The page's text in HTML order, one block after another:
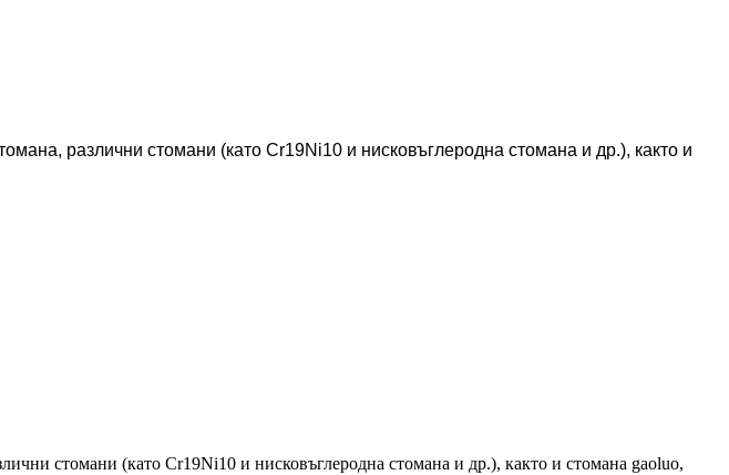
различни стомани (като Cr19Ni10 и нисковъглеродна стомана и др.), както и
стомани (като Cr19Ni10 и нисковъглеродна стомана и др.), както и стомана gaoluo,